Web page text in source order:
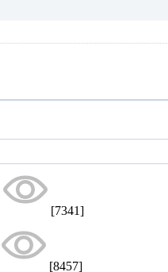
[7341]
[8457]